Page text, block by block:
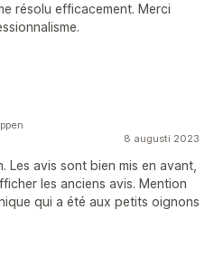
résolu efficacement. Merci
8 augusti 2023
avis sont bien mis en avant,
les anciens avis. Mention
qui a été aux petits oignons